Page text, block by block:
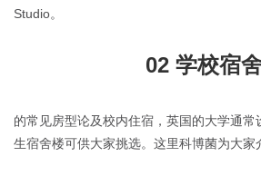
Studio。
02 学校宿
的常见房型论及校内住宿，英国的大学通
生宿舍楼可供大家挑选。这里科博菌为大家